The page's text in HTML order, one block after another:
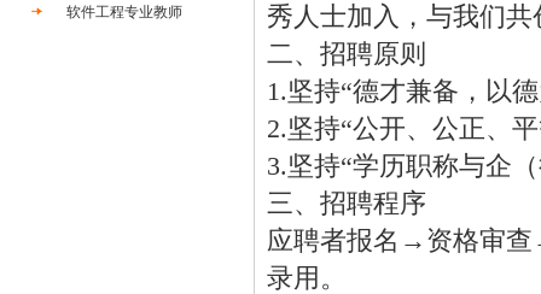
软件工程专业教师
秀人士加入，与我们
二、招聘原则
1.坚持“德才兼备，以
2.坚持“公开、公正、
3.坚持“学历职称与企
三、招聘程序
应聘者报名→资格审
录用。